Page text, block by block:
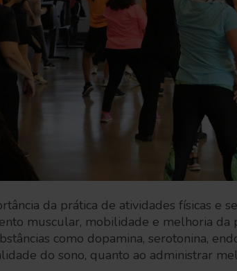
da prática de atividades físicas e
muscular, mobilidade e melhoria da
como dopamina, serotonina,
do sono, quanto ao administrar